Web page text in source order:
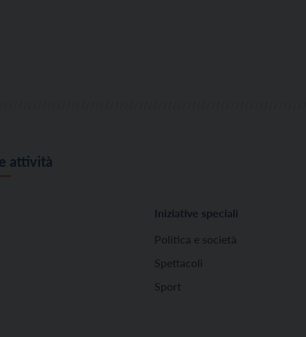
attività
Iniziative speciali
Politica e società
Spettacoli
Sport